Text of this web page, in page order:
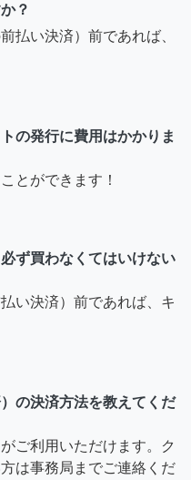
？
払い決済）前であれば、
の発行に費用はかかりま
とができます！
ず買わなくてはいけない
い決済）前であれば、キ
の決済方法を教えてくだ
ご利用いただけます。ク
は事務局までご連絡くだ